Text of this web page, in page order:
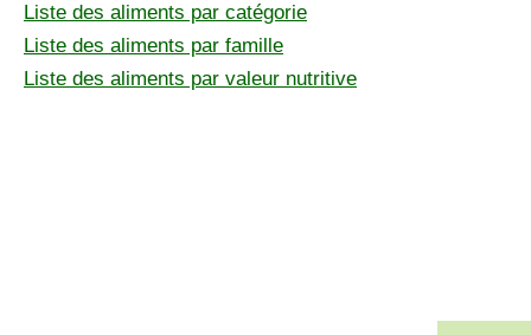
Liste des aliments par catégorie
Liste des aliments par famille
Liste des aliments par valeur nutritive